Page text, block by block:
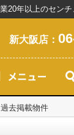
新大阪店：
過去掲載物件